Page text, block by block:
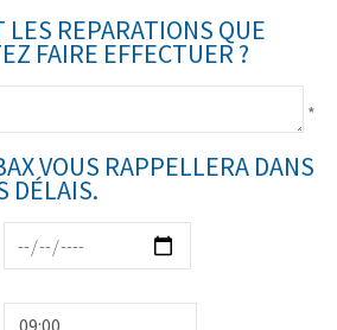
REPARATIONS QUE
FAIRE EFFECTUER ?
*
VOUS RAPPELLERA DANS
DÉLAIS.